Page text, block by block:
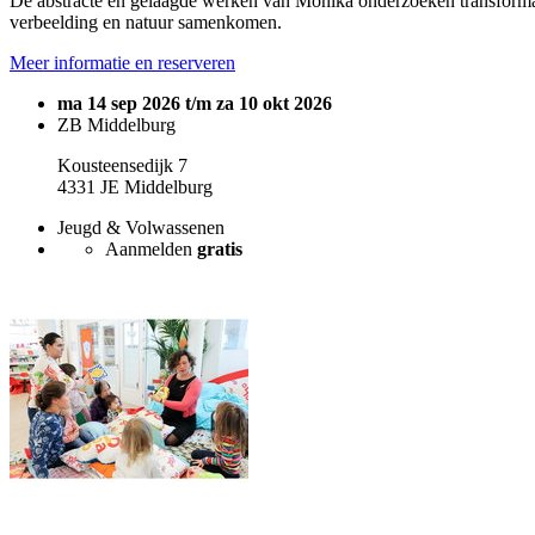
verbeelding en natuur samenkomen.
Meer informatie en reserveren
ma 14 sep 2026 t/m za 10 okt 2026
ZB Middelburg
Kousteensedijk 7
4331 JE Middelburg
Jeugd & Volwassenen
Aanmelden gratis